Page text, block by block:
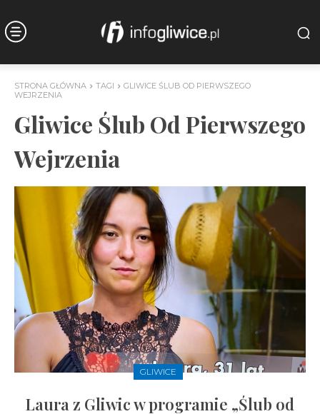
STRONA GŁÓWNA TAGI
GLIWICE ŚLUB OD PIERWSZEGO
WEJRZENIA
Gliwice Ślub Od Pierwszego
Wejrzenia
GLIWICE
Laura z Gliwic w programie „Ślub od